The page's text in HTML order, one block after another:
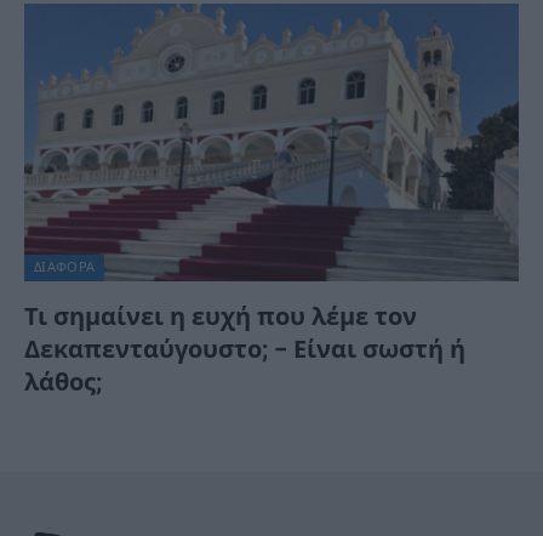
ΔΙΆΦΟΡΑ
Τι σημαίνει η ευχή που λέμε τον
Δεκαπενταύγουστο; – Είναι σωστή ή
λάθος;